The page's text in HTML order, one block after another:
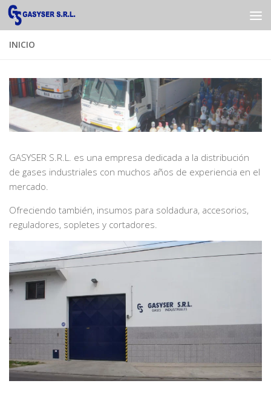
Saltar al contenido
INICIO
GASYSER S.R.L. es una empresa dedicada a la distribución
de gases industriales con muchos años de experiencia en el
mercado.
Ofreciendo también, insumos para soldadura, accesorios,
reguladores, sopletes y cortadores.